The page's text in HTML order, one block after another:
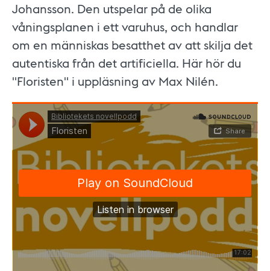
Johansson. Den utspelar på de olika
våningsplanen i ett varuhus, och handlar
om en människas besatthet av att skilja det
autentiska från det artificiella. Här hör du
"Floristen" i uppläsning av Max Nilén.